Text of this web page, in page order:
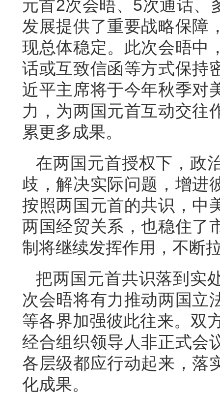
元首2次会晤、5次通话、
发展提供了重要战略保障
现总体稳定。此次会晤中
话或互致信函等方式保持
近平主席将于今年秋季对
力，为两国元首互动交往
累更多成果。
在两国元首授权下，政
歧，解决实际问题，增进
按照两国元首的共识，中
两国经贸关系，也稳住了
制将继续发挥作用，不断
把两国元首共识落到实
次会晤将有力推动两国立
等各界加强彼此往来。双
经合组织领导人非正式会
各层级都应行动起来，落
化成果。